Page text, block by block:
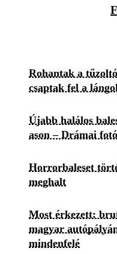
Rohantak a
csaptak fel a
Újabb halálos
ason – Drámai
Horrorbaleset
meghalt
Most érkezett:
magyar
mindenfelé